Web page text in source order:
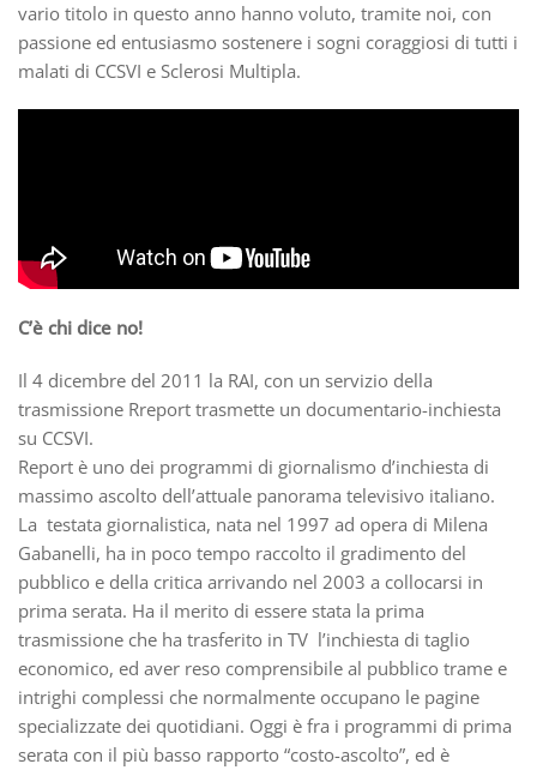
vario titolo in questo anno hanno voluto, tramite noi, con
passione ed entusiasmo sostenere i sogni coraggiosi di tutti i
malati di CCSVI e Sclerosi Multipla.
C’è chi dice no!
Il 4 dicembre del 2011 la RAI, con un servizio della
trasmissione Rreport trasmette un documentario-inchiesta
su CCSVI.
Report è uno dei programmi di giornalismo d’inchiesta di
massimo ascolto dell’attuale panorama televisivo italiano.
La testata giornalistica, nata nel 1997 ad opera di Milena
Gabanelli, ha in poco tempo raccolto il gradimento del
pubblico e della critica arrivando nel 2003 a collocarsi in
prima serata. Ha il merito di essere stata la prima
trasmissione che ha trasferito in TV l’inchiesta di taglio
economico, ed aver reso comprensibile al pubblico trame e
intrighi complessi che normalmente occupano le pagine
specializzate dei quotidiani. Oggi è fra i programmi di prima
serata con il più basso rapporto “costo-ascolto”, ed è